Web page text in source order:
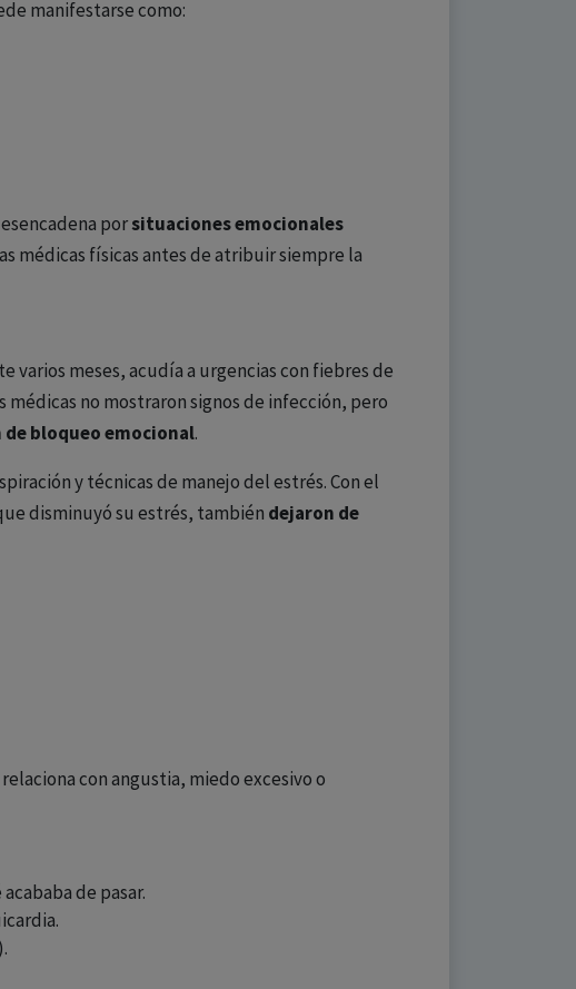
manifestarse como:
porsituaciones emocionales
médicas físicas antes de atribuir siempre la
varios meses, acudía a urgencias con fiebres de
médicas no mostraron signos de infección, pero
bloqueo emocional.
y técnicas de manejo del estrés. Con el
disminuyó su estrés, también dejaron de
con angustia, miedo excesivo o
de pasar.